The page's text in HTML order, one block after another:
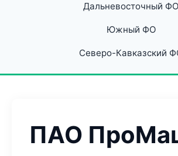
Дальневосточный ФО
Южный ФО
Северо-Кавказский
ПАО